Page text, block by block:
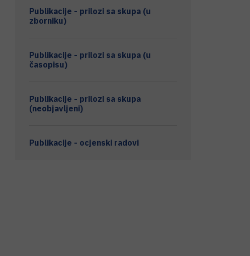
Publikacije - prilozi sa skupa (u
zborniku)
Publikacije - prilozi sa skupa (u
časopisu)
Publikacije - prilozi sa skupa
(neobjavljeni)
Publikacije - ocjenski radovi